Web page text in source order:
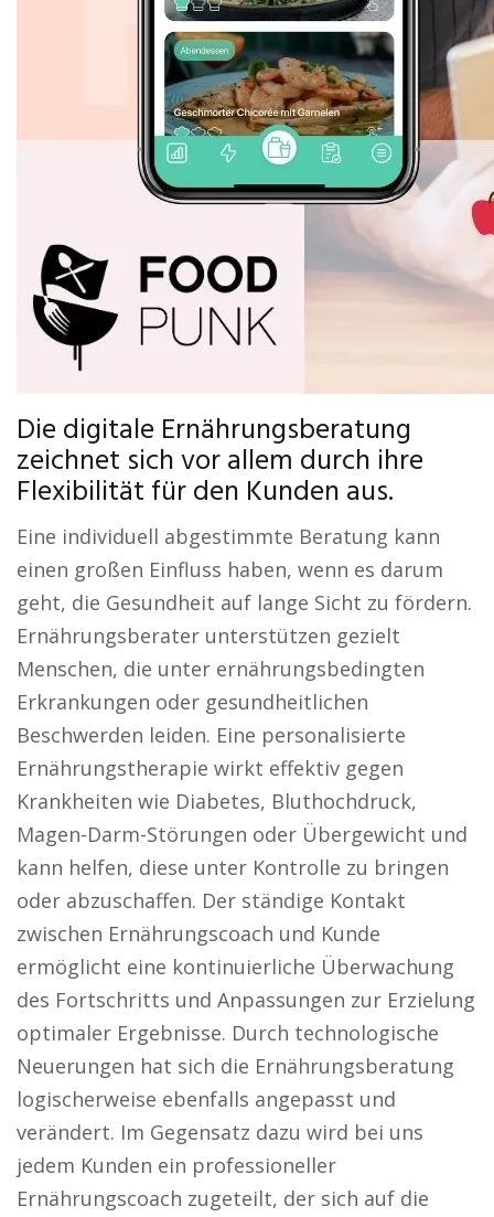
Die digitale Ernährungsberatung
zeichnet sich vor allem durch ihre
Flexibilität für den Kunden aus.
Eine individuell abgestimmte Beratung kann
einen großen Einfluss haben, wenn es darum
geht, die Gesundheit auf lange Sicht zu fördern.
Ernährungsberater unterstützen gezielt
Menschen, die unter ernährungsbedingten
Erkrankungen oder gesundheitlichen
Beschwerden leiden. Eine personalisierte
Ernährungstherapie wirkt effektiv gegen
Krankheiten wie Diabetes, Bluthochdruck,
Magen-Darm-Störungen oder Übergewicht und
kann helfen, diese unter Kontrolle zu bringen
oder abzuschaffen. Der ständige Kontakt
zwischen Ernährungscoach und Kunde
ermöglicht eine kontinuierliche Überwachung
des Fortschritts und Anpassungen zur Erzielung
optimaler Ergebnisse. Durch technologische
Neuerungen hat sich die Ernährungsberatung
logischerweise ebenfalls angepasst und
verändert. Im Gegensatz dazu wird bei uns
jedem Kunden ein professioneller
Ernährungscoach zugeteilt, der sich auf die